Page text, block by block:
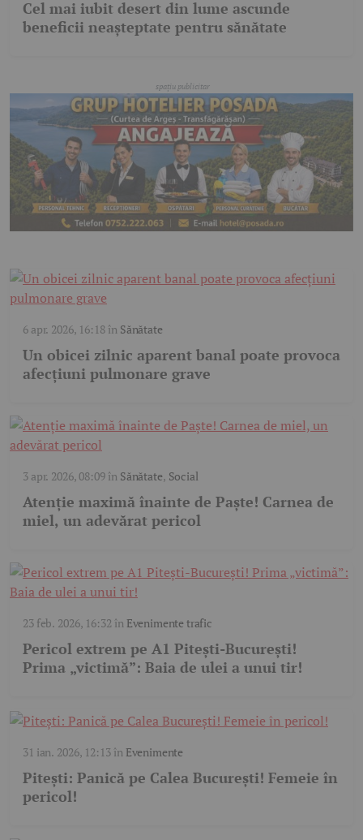
Cel mai iubit desert din lume ascunde
beneficii neașteptate pentru sănătate
6 apr. 2026, 16:18în Sănătate
Un obicei zilnic aparent banal poate provoca
afecțiuni pulmonare grave
3 apr. 2026, 08:09în Sănătate, Social
Atenție maximă înainte de Paște! Carnea de
miel, un adevărat pericol
23 feb. 2026, 16:32 în Evenimente trafic
Pericol extrem pe A1 Pitești-București!
Prima „victimă”: Baia de ulei a unui tir!
31 ian. 2026, 12:13în Evenimente
Pitești: Panică pe Calea București! Femeie în
pericol!